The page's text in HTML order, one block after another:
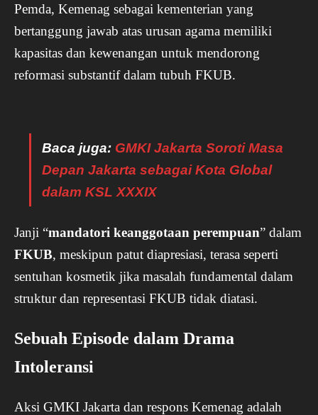
Pemda, Kemenag sebagai kementerian yang
bertanggung jawab atas urusan agama memiliki
kapasitas dan kewenangan untuk mendorong
reformasi substantif dalam tubuh FKUB.
Baca juga: GMKI Jakarta Soroti Masa
Depan Jakarta sebagai Kota Global
dalam KSL XXXIX
Janji “mandatori keanggotaan perempuan” dalam
FKUB, meskipun patut diapresiasi, terasa seperti
sentuhan kosmetik jika masalah fundamental dalam
struktur dan representasi FKUB tidak diatasi.
Sebuah Episode dalam Drama
Intoleransi
Aksi GMKI Jakarta dan respons Kemenag adalah